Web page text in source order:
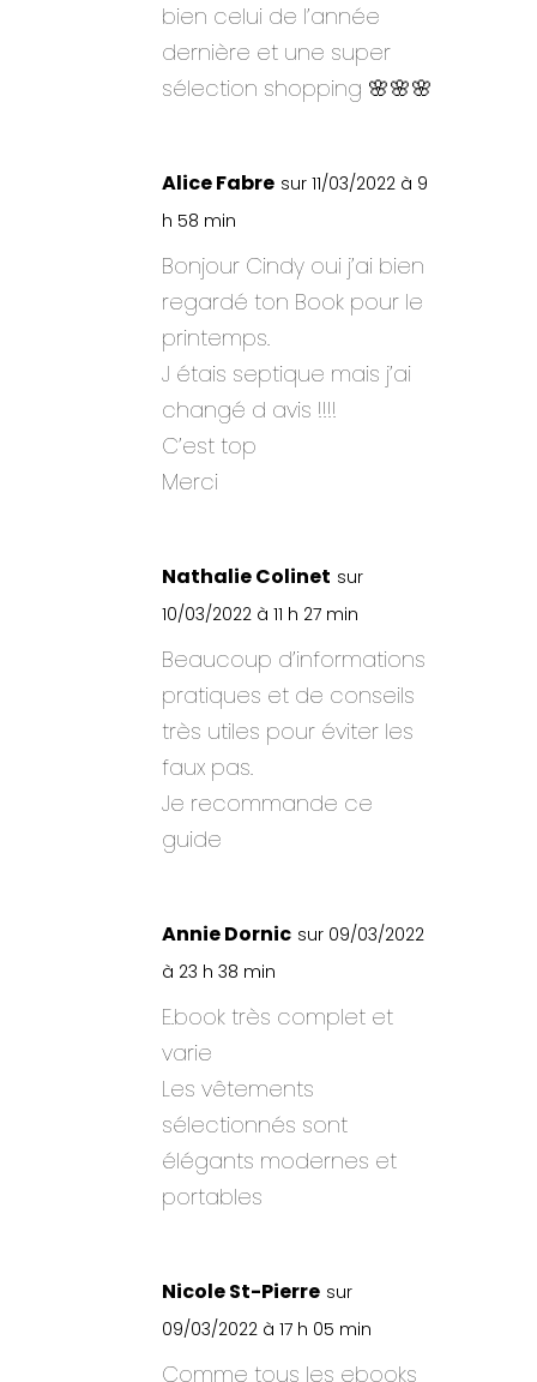
bien celui de l’année
dernière et une super
sélection shopping 🌸🌸🌸
Alice Fabre sur 11/03/2022 à 9
h 58 min
Bonjour Cindy oui j’ai bien
regardé ton Book pour le
printemps.
J étais septique mais j’ai
changé d avis !!!!
C’est top
Merci
Nathalie Colinet sur
10/03/2022 à 11 h 27 min
Beaucoup d’informations
pratiques et de conseils
très utiles pour éviter les
faux pas.
Je recommande ce
guide
Annie Dornic sur 09/03/2022
à 23 h 38 min
E.book très complet et
varie
Les vêtements
sélectionnés sont
élégants modernes et
portables
Nicole St-Pierre sur
09/03/2022 à 17 h 05 min
Comme tous les ebooks